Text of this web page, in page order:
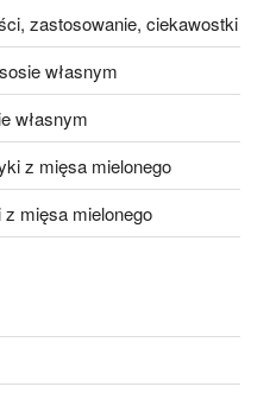
zastosowanie, ciekawostki
własnym
własnym
z mięsa mielonego
mięsa mielonego